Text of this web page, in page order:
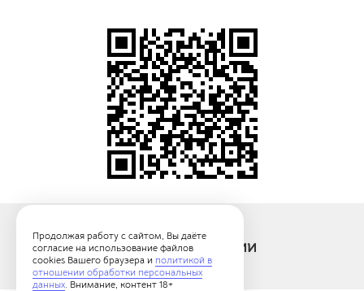
Картины категории
Продолжая работу с сайтом, Вы даёте
согласие на использование файлов
cookies Вашего браузера и политикой в
отношении обработки персональных
данных. Внимание, контент 18+